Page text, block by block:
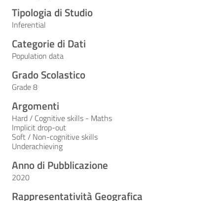
Tipologia di Studio
Inferential
Categorie di Dati
Population data
Grado Scolastico
Grade 8
Argomenti
Hard / Cognitive skills - Maths
Implicit drop-out
Soft / Non-cognitive skills
Underachieving
Anno di Pubblicazione
2020
Rappresentatività Geografica